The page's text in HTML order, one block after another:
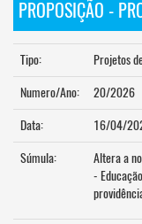
PROPOSIÇÃO -
Tipo:
Projetos
Numero/Ano:
20/2026
Data:
16/04/
Súmula:
Altera a
-